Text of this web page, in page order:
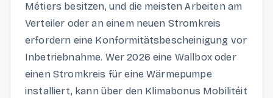
Métiers besitzen, und die meisten Arbeiten am
Verteiler oder an einem neuen Stromkreis
erfordern eine Konformitätsbescheinigung vor
Inbetriebnahme. Wer 2026 eine Wallbox oder
einen Stromkreis für eine Wärmepumpe
installiert, kann über den Klimabonus Mobilitéit